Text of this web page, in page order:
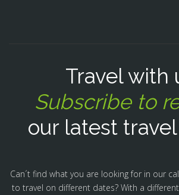
Travel with
Subscribe to
our latest
Can´t find what you are looking for in our
to travel on different dates? With a